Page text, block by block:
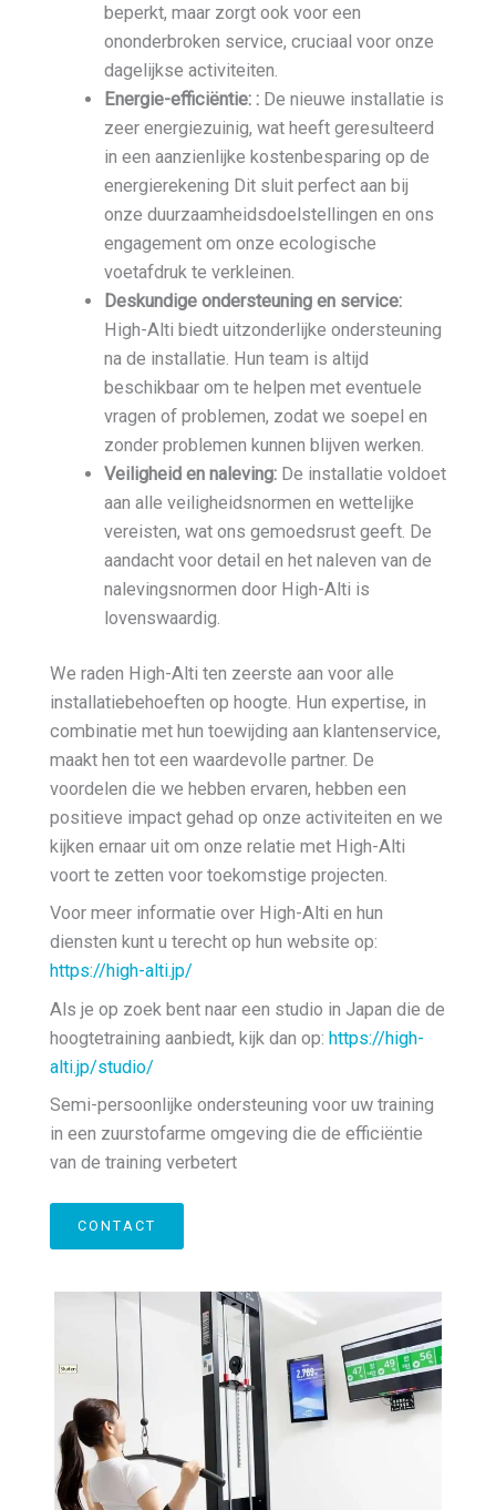
beperkt, maar zorgt ook voor een
ononderbroken service, cruciaal voor onze
dagelijkse activiteiten.
Energie-efficiëntie: : De nieuwe installatie is
zeer energiezuinig, wat heeft geresulteerd
in een aanzienlijke kostenbesparing op de
energierekening Dit sluit perfect aan bij
onze duurzaamheidsdoelstellingen en ons
engagement om onze ecologische
voetafdruk te verkleinen.
Deskundige ondersteuning en service:
High-Alti biedt uitzonderlijke ondersteuning
na de installatie. Hun team is altijd
beschikbaar om te helpen met eventuele
vragen of problemen, zodat we soepel en
zonder problemen kunnen blijven werken.
Veiligheid en naleving: De installatie voldoet
aan alle veiligheidsnormen en wettelijke
vereisten, wat ons gemoedsrust geeft. De
aandacht voor detail en het naleven van de
nalevingsnormen door High-Alti is
lovenswaardig.
We raden High-Alti ten zeerste aan voor alle
installatiebehoeften op hoogte. Hun expertise, in
combinatie met hun toewijding aan klantenservice,
maakt hen tot een waardevolle partner. De
voordelen die we hebben ervaren, hebben een
positieve impact gehad op onze activiteiten en we
kijken ernaar uit om onze relatie met High-Alti
voort te zetten voor toekomstige projecten.
Voor meer informatie over High-Alti en hun
diensten kunt u terecht op hun website op:
https://high-alti.jp/
Als je op zoek bent naar een studio in Japan die de
hoogtetraining aanbiedt, kijk dan op: https://high-
alti.jp/studio/
Semi-persoonlijke ondersteuning voor uw training
in een zuurstofarme omgeving die de efficiëntie
van de training verbetert
CONTACT